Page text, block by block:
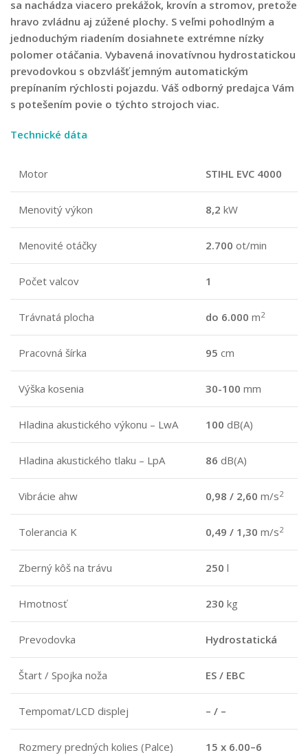
sa nachádza viacero prekážok, krovín a stromov, pretože
hravo zvládnu aj zúžené plochy. S veľmi pohodlným a
jednoduchým riadením dosiahnete extrémne nízky
polomer otáčania. Vybavená inovatívnou hydrostatickou
prevodovkou s obzvlášť jemným automatickým
prepínaním rýchlosti pojazdu. Váš odborný predajca Vám
s potešením povie o týchto strojoch viac.
Technické dáta
Motor STIHL EVC 4000
Menovitý výkon 8,2 kW
Menovité otáčky 2.700 ot/min
Počet valcov 1
Trávnatá plocha do 6.000 m2
Pracovná šírka 95 cm
Výška kosenia 30-100 mm
Hladina akustického výkonu – LwA 100 dB(A)
Hladina akustického tlaku – LpA 86 dB(A)
Vibrácie ahw 0,98 / 2,60 m/s2
Tolerancia K 0,49 / 1,30 m/s2
Zberný kôš na trávu 250 l
Hmotnosť 230 kg
Prevodovka Hydrostatická
Štart / Spojka noža ES / EBC
Tempomat/LCD displej – / –
Rozmery predných kolies (Palce) 15 x 6.00–6